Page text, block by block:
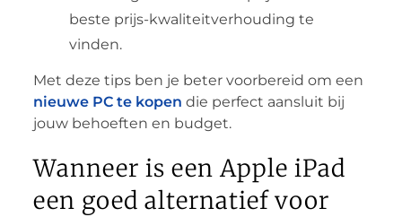
beste prijs-kwaliteitverhouding te
vinden.
Met deze tips ben je beter voorbereid om een
nieuwe PC te kopen die perfect aansluit bij
jouw behoeften en budget.
Wanneer is een Apple iPad
een goed alternatief voor